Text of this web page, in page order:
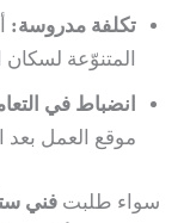
تكلفة مدروسة:
المتنوّعة
انضباط في
موقع العمل بعد
سواء طلبت فني